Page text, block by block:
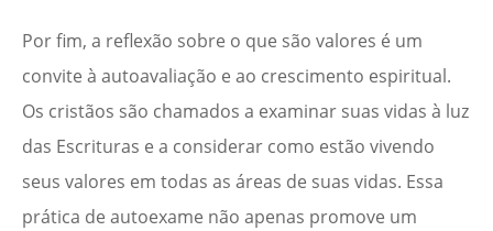
Por fim, a reflexão sobre o que são valores é um
convite à autoavaliação e ao crescimento espiritual.
Os cristãos são chamados a examinar suas vidas à luz
das Escrituras e a considerar como estão vivendo
seus valores em todas as áreas de suas vidas. Essa
prática de autoexame não apenas promove um